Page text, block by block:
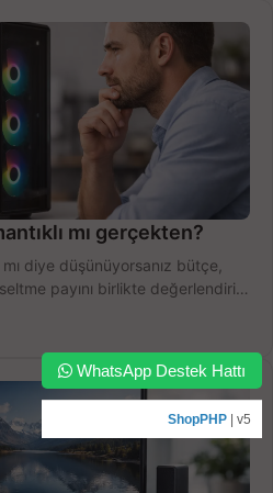
mı gerçekten?
diye düşünüyorsanız bütçe,
payını birlikte değerlendirin,
WhatsApp Destek Hattı
ShopPHP | v5